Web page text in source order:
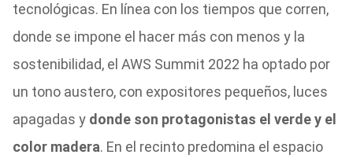
tecnológicas. En línea con los tiempos que corren,
donde se impone el hacer más con menos y la
sostenibilidad, el AWS Summit 2022 ha optado por
un tono austero, con expositores pequeños, luces
apagadas y donde son protagonistas el verde y el
color madera. En el recinto predomina el espacio